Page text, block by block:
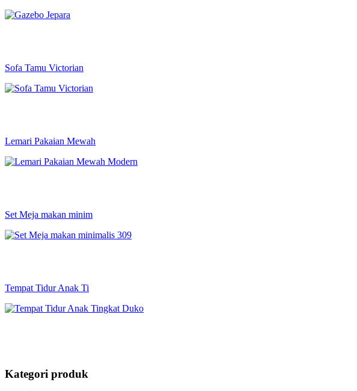
Sofa Tamu Victorian
Lemari Pakaian Mewah
Set Meja makan minim
Tempat Tidur Anak Ti
Kategori produk